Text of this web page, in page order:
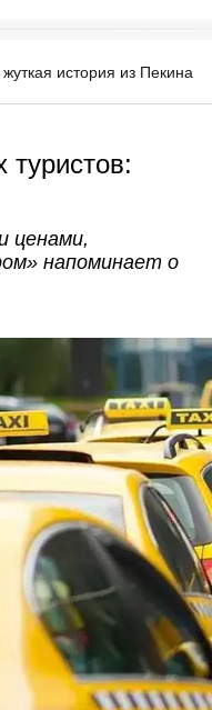
история из Пекина
туристов:
ценами,
напоминает о